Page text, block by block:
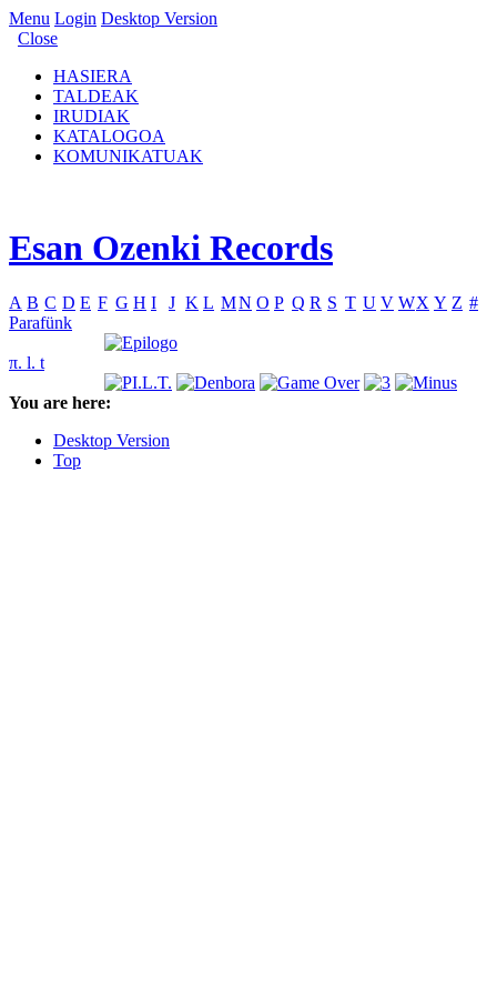
Menu Login Desktop Version
Close
HASIERA
TALDEAK
IRUDIAK
KATALOGOA
KOMUNIKATUAK
Esan Ozenki Records
A B C D E F G H I J K L MN O P Q R S T U V WX Y Z #
Parafünk
π. l. t
You are here:
Desktop Version
Top